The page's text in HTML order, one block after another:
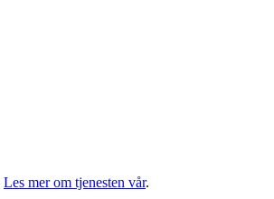
Les mer om tjenesten vår.